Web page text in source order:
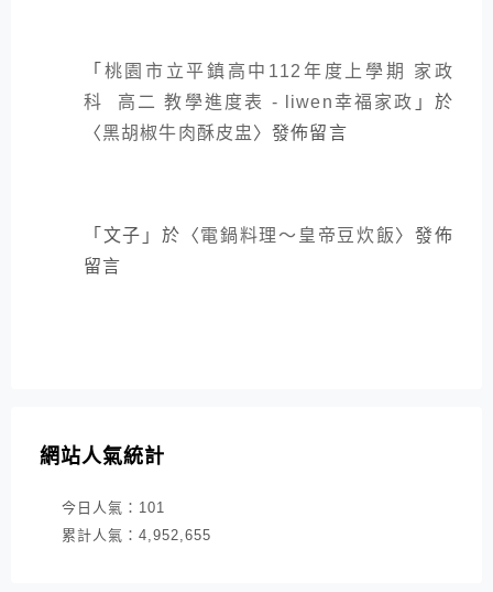
「 桃園市立平鎮高中112年度上學期 家政
科 高二 教學進度表 - liwen幸福家政 」於
〈黑胡椒牛肉酥皮盅 〉發佈留言
「 文子 」於〈電鍋料理～皇帝豆炊飯〉發佈
留言
網站人氣統計
今日人氣： 101
累計人氣： 4,952,655